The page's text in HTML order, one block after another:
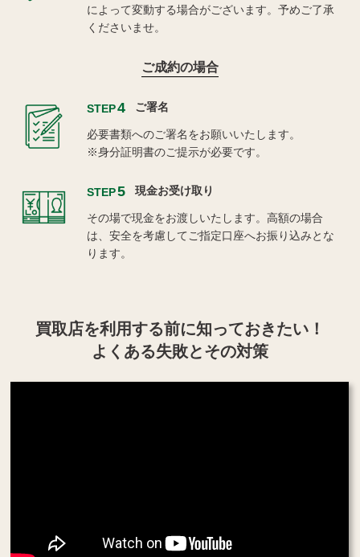
によって変動する場合がございます。予めご了承
くださいませ。
ご成約の場合
STEP4 ご署名
必要書類へのご署名をお願いいたします。
※身分証明書のご提示が必要です。
STEP5 現金お受け取り
その場で現金をお渡しいたします。高額の場合
は、安全を考慮してご指定口座へお振り込みとな
ります。
買取店を利用する前に知っておきたい！
よくある失敗とその対策